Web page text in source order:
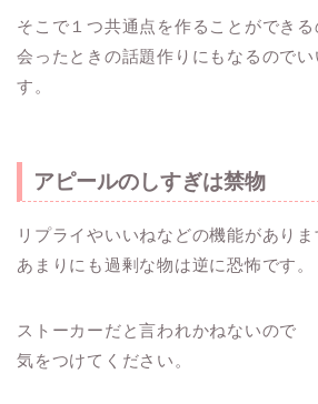
そこで１つ共通点を作ることができる
会ったときの話題作りにもなるので
す。
アピールのしすぎは禁物
リプライやいいねなどの機能があり
あまりにも過剰な物は逆に恐怖です。
ストーカーだと言われかねないので
気をつけてください。